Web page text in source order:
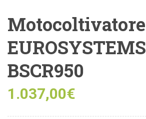
Motocoltivatore
BSCR950
1.037,00€